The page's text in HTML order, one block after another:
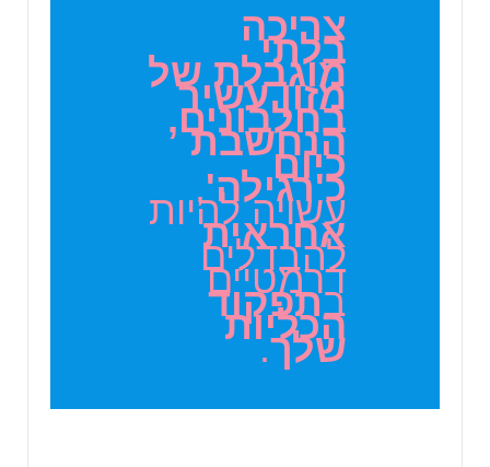
צריכה
בלתי
מוגבלת של
מזון עשיר
בחלבונים,
הנחשבת
כיום
כ'רגילה',
עשויה להיות
אחראית
להבדלים
דרמטיים
בתפקוד
הכליות
שלך.